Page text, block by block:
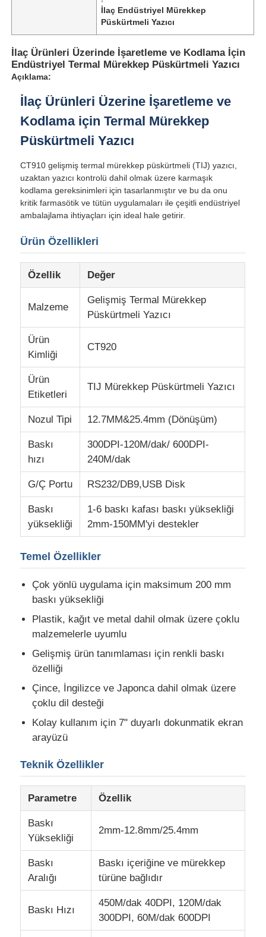
Ana sayfa
Ürünler
Hakkımızda
Fabrika turu
Bize ulaşın
Haberler
Teklif isteği
Fiber Lazer İşaretleme Makinesi
Elde tutulabilen lazer işaretleme makinesi
CO2 Lazer İşaretleme Makinesi
UV Lazer İşaret Makinesi
Tj mürekkep püskürtücüsü
Kısayol taşıyıcı makinesi
Endüstriyel UV yazıcı
Sürekli mühürleme makinesi
İlaç Endüstriyel Mürekkep
Püskürtmeli Yazıcı
İlaç Ürünleri Üzerinde İşaretleme ve Kodlama İçin
Endüstriyel Termal Mürekkep Püskürtmeli Yazıcı
Açıklama:
İlaç Ürünleri Üzerine İşaretleme ve
Kodlama için Termal Mürekkep
Püskürtmeli Yazıcı
CT910 gelişmiş termal mürekkep püskürtmeli (TIJ) yazıcı,
uzaktan yazıcı kontrolü dahil olmak üzere karmaşık
kodlama gereksinimleri için tasarlanmıştır ve bu da onu
kritik farmasötik ve tütün uygulamaları ile çeşitli endüstriyel
ambalajlama ihtiyaçları için ideal hale getirir.
Ürün Özellikleri
Özellik Değer
Malzeme
Gelişmiş Termal Mürekkep
Püskürtmeli Yazıcı
Ürün
Kimliği
CT920
Ürün
Etiketleri
TIJ Mürekkep Püskürtmeli Yazıcı
Nozul Tipi 12.7MM&25.4mm (Dönüşüm)
Baskı
hızı
300DPI-120M/dak/ 600DPI-
240M/dak
G/Ç Portu RS232/DB9,USB Disk
Baskı
yüksekliği
1-6 baskı kafası baskı yüksekliği
2mm-150MM'yi destekler
Temel Özellikler
Çok yönlü uygulama için maksimum 200 mm
baskı yüksekliği
Plastik, kağıt ve metal dahil olmak üzere çoklu
malzemelerle uyumlu
Gelişmiş ürün tanımlaması için renkli baskı
özelliği
Çince, İngilizce ve Japonca dahil olmak üzere
çoklu dil desteği
Kolay kullanım için 7" duyarlı dokunmatik ekran
arayüzü
Teknik Özellikler
Parametre Özellik
Baskı
Yüksekliği
2mm-12.8mm/25.4mm
Baskı
Aralığı
Baskı içeriğine ve mürekkep
türüne bağlıdır
Baskı Hızı
450M/dak 40DPI, 120M/dak
300DPI, 60M/dak 600DPI